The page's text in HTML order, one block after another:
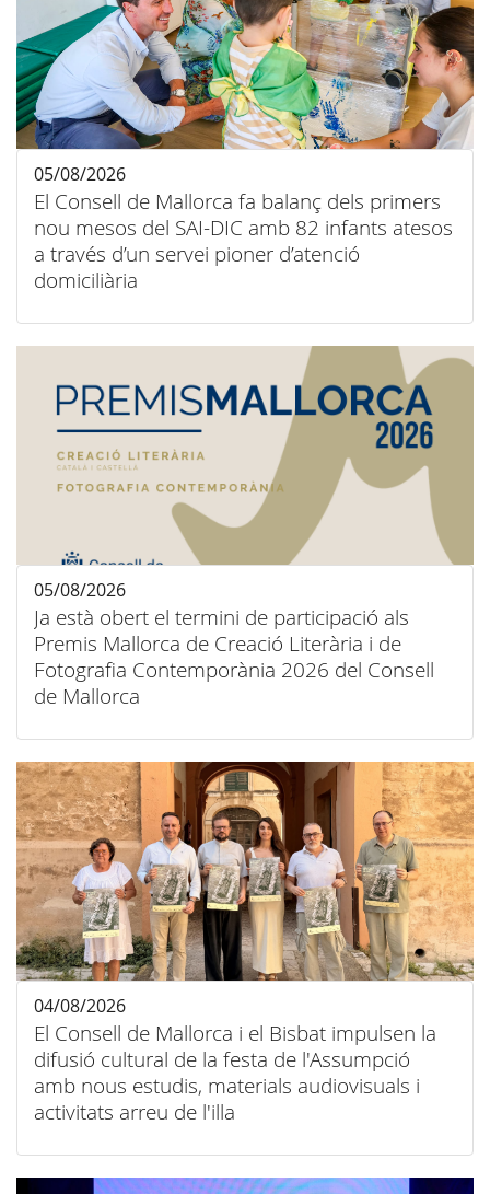
El Consell de Mallorca fa balanç dels primers
nou mesos del SAI-DIC amb 82 infants atesos
a través d’un servei pioner d’atenció
domiciliària
05/08/2026
Ja està obert el termini de participació als
Premis Mallorca de Creació Literària i de
Fotografia Contemporània 2026 del Consell
de Mallorca
05/08/2026
El Consell de Mallorca i el Bisbat impulsen la
difusió cultural de la festa de l'Assumpció
amb nous estudis, materials audiovisuals i
activitats arreu de l'illa
04/08/2026